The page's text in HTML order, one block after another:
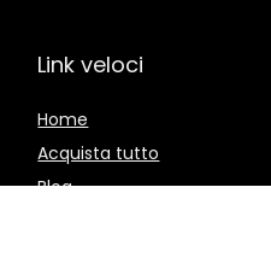
Link veloci
Home
Acquista tutto
Blog